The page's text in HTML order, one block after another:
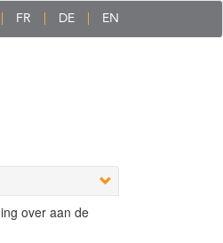
FR DE EN
over aan de